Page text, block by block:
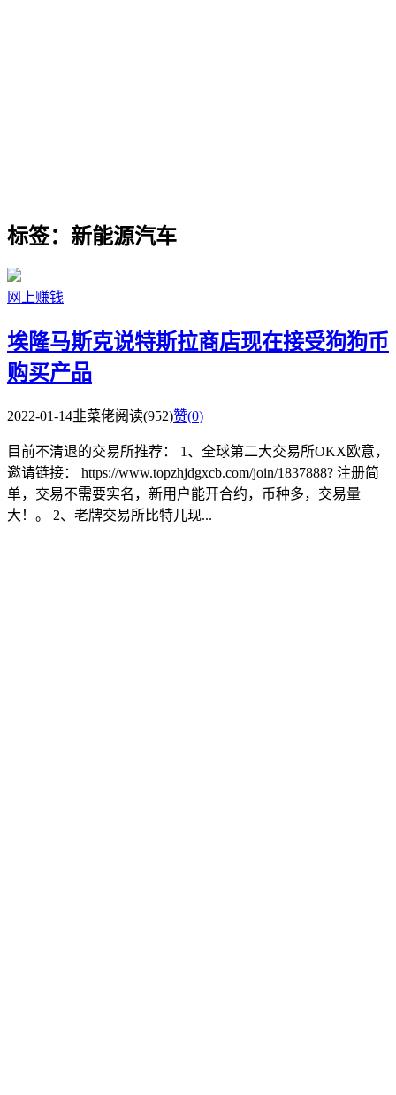
标签：新能源汽车
网上赚钱
埃隆马斯克说特斯拉商店现在接受狗狗币
购买产品
2022-01-14韭菜佬阅读(952)赞(0)
目前不清退的交易所推荐： 1、全球第二大交易所OKX欧意，
邀请链接： https://www.topzhjdgxcb.com/join/1837888? 注册简
单，交易不需要实名，新用户能开合约，币种多，交易量
大！。 2、老牌交易所比特儿现...